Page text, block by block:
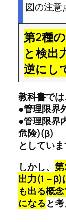
図の注意
第2種
と検出
逆にし
教科書では
●管理限界
●管理限界
危険)(β)
としていま
しかし、
出力(1－β)
も出る概
になると考